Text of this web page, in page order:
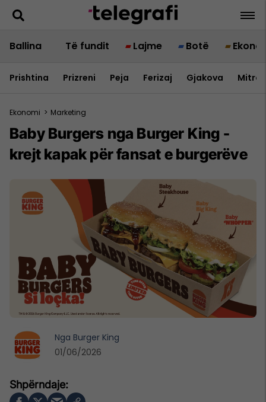
Ballina Të fundit Lajme Botë
Prishtina Prizreni Peja Ferizaj Gjakova
Ekonomi > Marketing
Baby Burgers nga Burger King -
krejt kapak për fansat e burgerëve
Nga Burger King
01/06/2026